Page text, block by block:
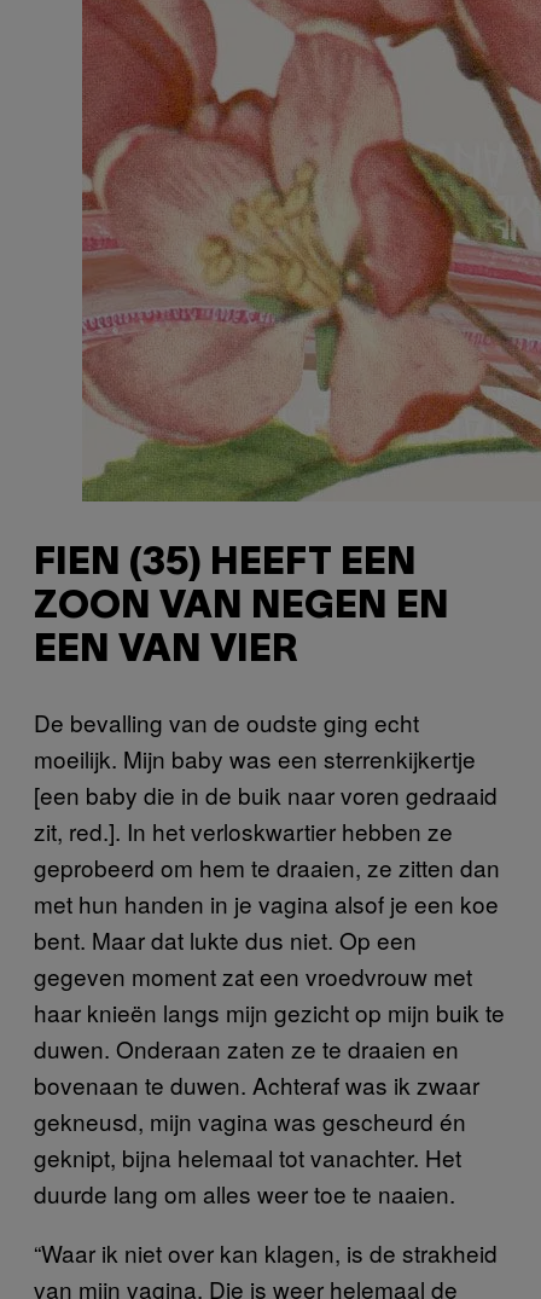
FIEN (35) HEEFT EEN
ZOON VAN NEGEN EN
EEN VAN VIER
De bevalling van de oudste ging echt
moeilijk. Mijn baby was een sterrenkijkertje
[een baby die in de buik naar voren gedraaid
zit, red.]. In het verloskwartier hebben ze
geprobeerd om hem te draaien, ze zitten dan
met hun handen in je vagina alsof je een koe
bent. Maar dat lukte dus niet. Op een
gegeven moment zat een vroedvrouw met
haar knieën langs mijn gezicht op mijn buik te
duwen. Onderaan zaten ze te draaien en
bovenaan te duwen. Achteraf was ik zwaar
gekneusd, mijn vagina was gescheurd én
geknipt, bijna helemaal tot vanachter. Het
duurde lang om alles weer toe te naaien.
“Waar ik niet over kan klagen, is de strakheid
van mijn vagina. Die is weer helemaal de